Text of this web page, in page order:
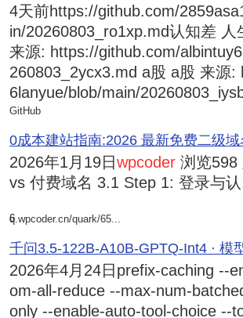
4天前https://github.com/
in/20260803_ro1xp.md认知差
来源: https://github.com/
260803_2ycx3.md a股 a股 来源
6lanyue/blob/main/
GitHub
0成本建站指南:2026 最新免费二级
2026年1月19日wpcoder 浏览598
vs 付费域名 3.1 Step 1: 登录与
6
q.wpcoder.cn/quark/65...
千问3.5-122B-A10B-GPTQ-Int4 · 模
2026年4月24日 prefix-caching --
om-all-reduce --max-num-
only --enable-auto-tool-choice --